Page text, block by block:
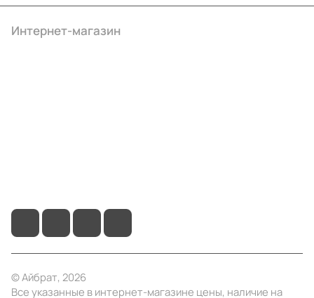
Интернет-магазин
© Айбрат, 2026
Все указанные в интернет-магазине цены, наличие на